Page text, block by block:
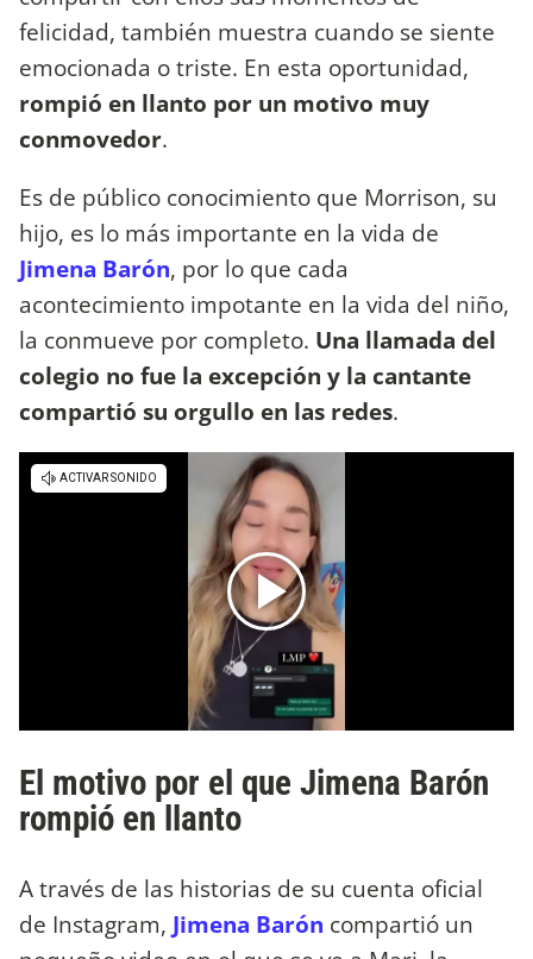
felicidad, también muestra cuando se siente
emocionada o triste. En esta oportunidad,
rompió en llanto por un motivo muy
conmovedor.
Es de público conocimiento que Morrison, su
hijo, es lo más importante en la vida de
Jimena Barón, por lo que cada
acontecimiento impotante en la vida del niño,
la conmueve por completo. Una llamada del
colegio no fue la excepción y la cantante
compartió su orgullo en las redes.
El motivo por el que Jimena Barón
rompió en llanto
A través de las historias de su cuenta oficial
de Instagram, Jimena Barón compartió un